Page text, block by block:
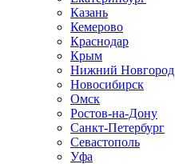
Казань
Кемерово
Краснодар
Крым
Нижний Новгород
Новосибирск
Омск
Ростов-на-Дону
Санкт-Петербург
Севастополь
Уфа